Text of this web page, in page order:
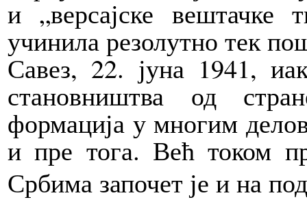
и „версајске
учинила резолутно тек
Савез, 22. јуна 1941,
становништва од
формација у многим
и пре тога. Већ током
Србима започет је и на